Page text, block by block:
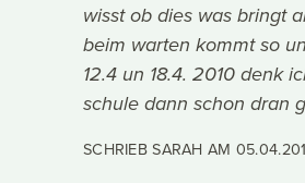
wisst ob dies was bringt
beim warten kommt so
12.4 un 18.4. 2010 denk
schule dann schon dran
SCHRIEB SARAH AM